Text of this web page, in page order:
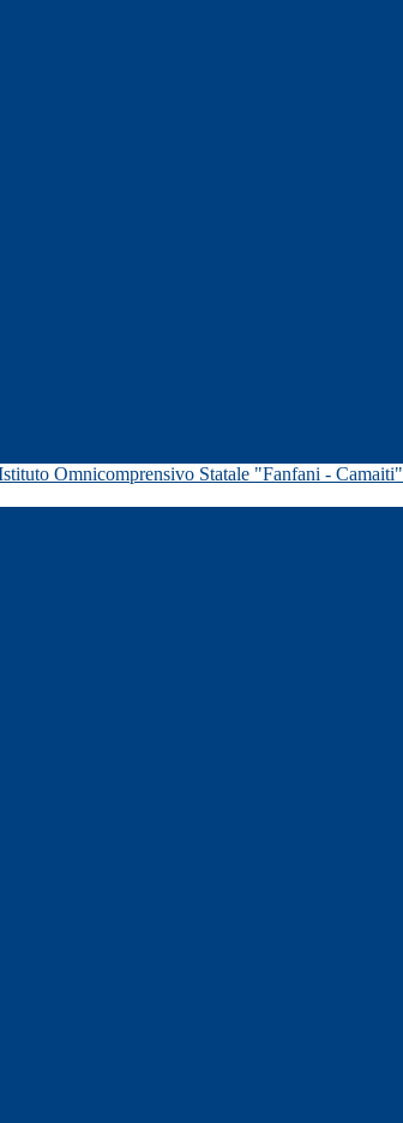
Omnicomprensivo Statale "Fanfani - Camaiti"